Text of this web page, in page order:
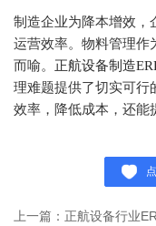
制造企业为降本增效，
运营效率。物料管理作
而喻。 正航设备制造
理难题提供了切实可行
效率，降低成本，还能
上一篇：正航设备行业